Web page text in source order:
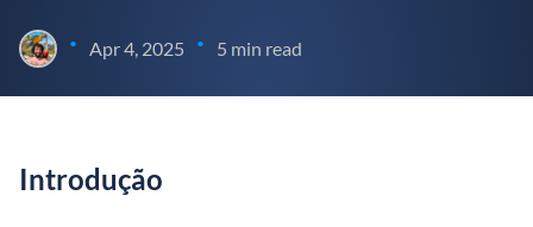
• Apr 4, 2025 • 5 min read
Introdução